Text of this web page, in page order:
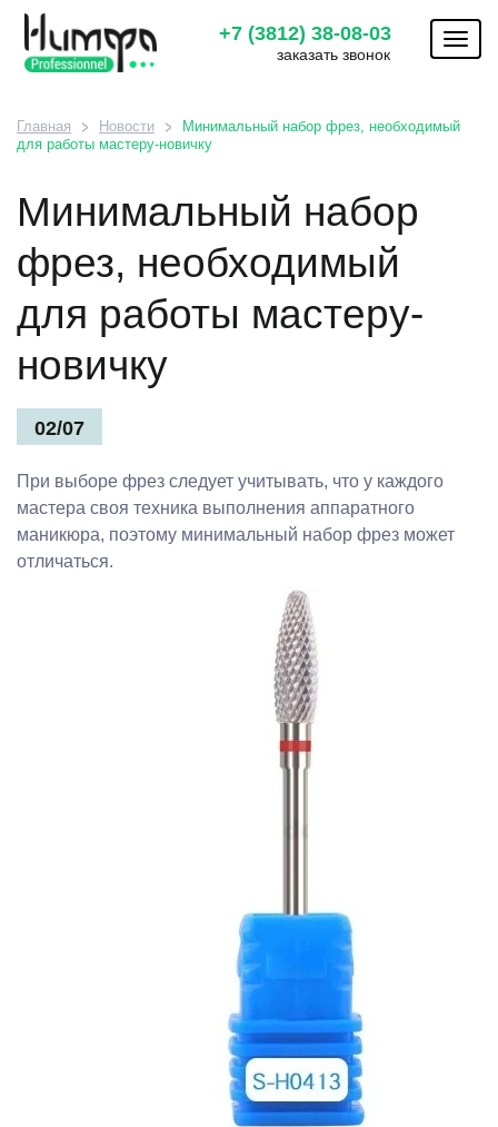
+7 (3812) 38-08-03
заказать звонок
Главная Новости
Минимальный набор фрез, необходимый
для работы мастеру-новичку
Минимальный набор
фрез, необходимый
для работы мастеру-
новичку
02/07
При выборе фрез следует учитывать, что у каждого
мастера своя техника выполнения аппаратного
маникюра, поэтому минимальный набор фрез может
отличаться.